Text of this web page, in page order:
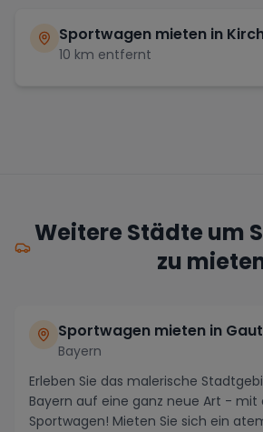
Sportwagen mieten in
10 km entfernt
Weitere Städte um
zu
Sportwagen mieten in
Bayern
Erleben Sie das malerische
Bayern auf eine ganz neue Art - mit
Sportwagen! Mieten Sie sich ein